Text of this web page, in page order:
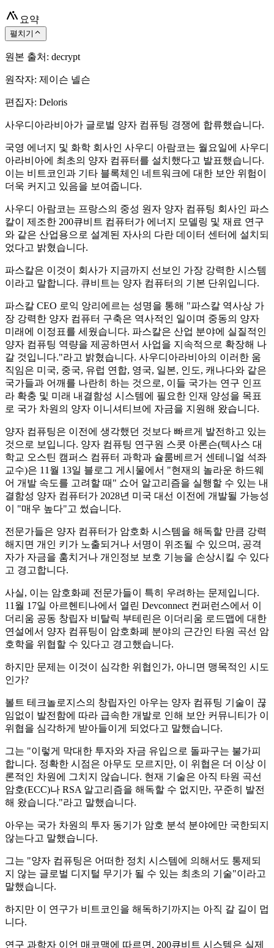
요약
펼치기
원본 출처: decrypt
원작자: 제이슨 넬슨
편집자: Deloris
사우디아라비아가 글로벌 양자 컴퓨팅 경쟁에 합류했습니다.
국영 에너지 및 화학 회사인 사우디 아람코는 월요일에 사우디
아라비아에 최초의 양자 컴퓨터를 설치했다고 발표했습니다.
이는 비트코인과 기타 블록체인 네트워크에 대한 보안 위험이
더욱 커지고 있음을 보여줍니다.
사우디 아람코는 프랑스의 중성 원자 양자 컴퓨팅 회사인 파스
칼이 제조한 200큐비트 컴퓨터가 에너지 모델링 및 재료 연구
와 같은 산업용으로 설계된 자사의 다란 데이터 센터에 설치되
었다고 밝혔습니다.
파스칼은 이것이 회사가 지금까지 선보인 가장 강력한 시스템
이라고 말합니다. 큐비트는 양자 컴퓨터의 기본 단위입니다.
파스칼 CEO 로익 앙리에르는 성명을 통해 "파스칼 역사상 가
장 강력한 양자 컴퓨터 구축은 역사적인 일이며 중동의 양자
미래에 이정표를 세웠습니다. 파스칼은 산업 분야에 실질적인
양자 컴퓨팅 역량을 제공하면서 사업을 지속적으로 확장해 나
갈 것입니다."라고 밝혔습니다. 사우디아라비아의 이러한 움
직임은 미국, 중국, 유럽 연합, 영국, 일본, 인도, 캐나다와 같은
국가들과 어깨를 나란히 하는 것으로, 이들 국가는 연구 인프
라 확충 및 미래 내결함성 시스템에 필요한 인재 양성을 목표
로 국가 차원의 양자 이니셔티브에 자금을 지원해 왔습니다.
양자 컴퓨팅은 이전에 생각했던 것보다 빠르게 발전하고 있는
것으로 보입니다. 양자 컴퓨팅 연구원 스콧 아론슨(텍사스 대
학교 오스틴 캠퍼스 컴퓨터 과학과 슐룸베르거 센테니얼 석좌
교수)은 11월 13일 블로그 게시물에서 "현재의 놀라운 하드웨
어 개발 속도를 고려할 때" 쇼어 알고리즘을 실행할 수 있는 내
결함성 양자 컴퓨터가 2028년 미국 대선 이전에 개발될 가능성
이 "매우 높다"고 썼습니다.
전문가들은 양자 컴퓨터가 암호화 시스템을 해독할 만큼 강력
해지면 개인 키가 노출되거나 서명이 위조될 수 있으며, 공격
자가 자금을 훔치거나 개인정보 보호 기능을 손상시킬 수 있다
고 경고합니다.
사실, 이는 암호화폐 전문가들이 특히 우려하는 문제입니다.
11월 17일 아르헨티나에서 열린 Devconnect 컨퍼런스에서 이
더리움 공동 창립자 비탈릭 부테린은 이더리움 로드맵에 대한
연설에서 양자 컴퓨팅이 암호화폐 분야의 근간인 타원 곡선 암
호학을 위협할 수 있다고 경고했습니다.
하지만 문제는 이것이 심각한 위협인가, 아니면 맹목적인 시도
인가?
볼트 테크놀로지스의 창립자인 아우는 양자 컴퓨팅 기술이 끊
임없이 발전함에 따라 급속한 개발로 인해 보안 커뮤니티가 이
위협을 심각하게 받아들이게 되었다고 말했습니다.
그는 "이렇게 막대한 투자와 자금 유입으로 돌파구는 불가피
합니다. 정확한 시점은 아무도 모르지만, 이 위협은 더 이상 이
론적인 차원에 그치지 않습니다. 현재 기술은 아직 타원 곡선
암호(ECC)나 RSA 알고리즘을 해독할 수 없지만, 꾸준히 발전
해 왔습니다."라고 말했습니다.
아우는 국가 차원의 투자 동기가 암호 분석 분야에만 국한되지
않는다고 말했습니다.
그는 "양자 컴퓨팅은 어떠한 정치 시스템에 의해서도 통제되
지 않는 글로벌 디지털 무기가 될 수 있는 최초의 기술"이라고
말했습니다.
하지만 이 연구가 비트코인을 해독하기까지는 아직 갈 길이 멉
니다.
연구 과학자 이언 매코맥에 따르면, 200큐비트 시스템은 실제